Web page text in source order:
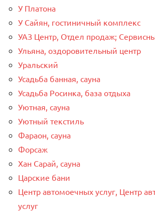
У Платона
У Сайян, гостиничный комплекс
УАЗ Центр, Отдел продаж;
Ульяна, оздоровительный центр
Уральский
Усадьба банная, сауна
Усадьба Росинка, база отдыха
Уютная, сауна
Уютный текстиль
Фараон, сауна
Форсаж
Хан Сарай, сауна
Царские бани
Центр автомоечных услуг, Центр
услуг